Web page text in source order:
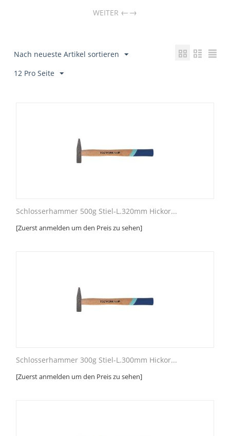
WEITER →
Nach neueste Artikel sortieren
12 Pro Seite
Schlosserhammer 500g Stiel-L.320mm Hickor...
[Zuerst anmelden um den Preis zu sehen]
Schlosserhammer 300g Stiel-L.300mm Hickor...
[Zuerst anmelden um den Preis zu sehen]